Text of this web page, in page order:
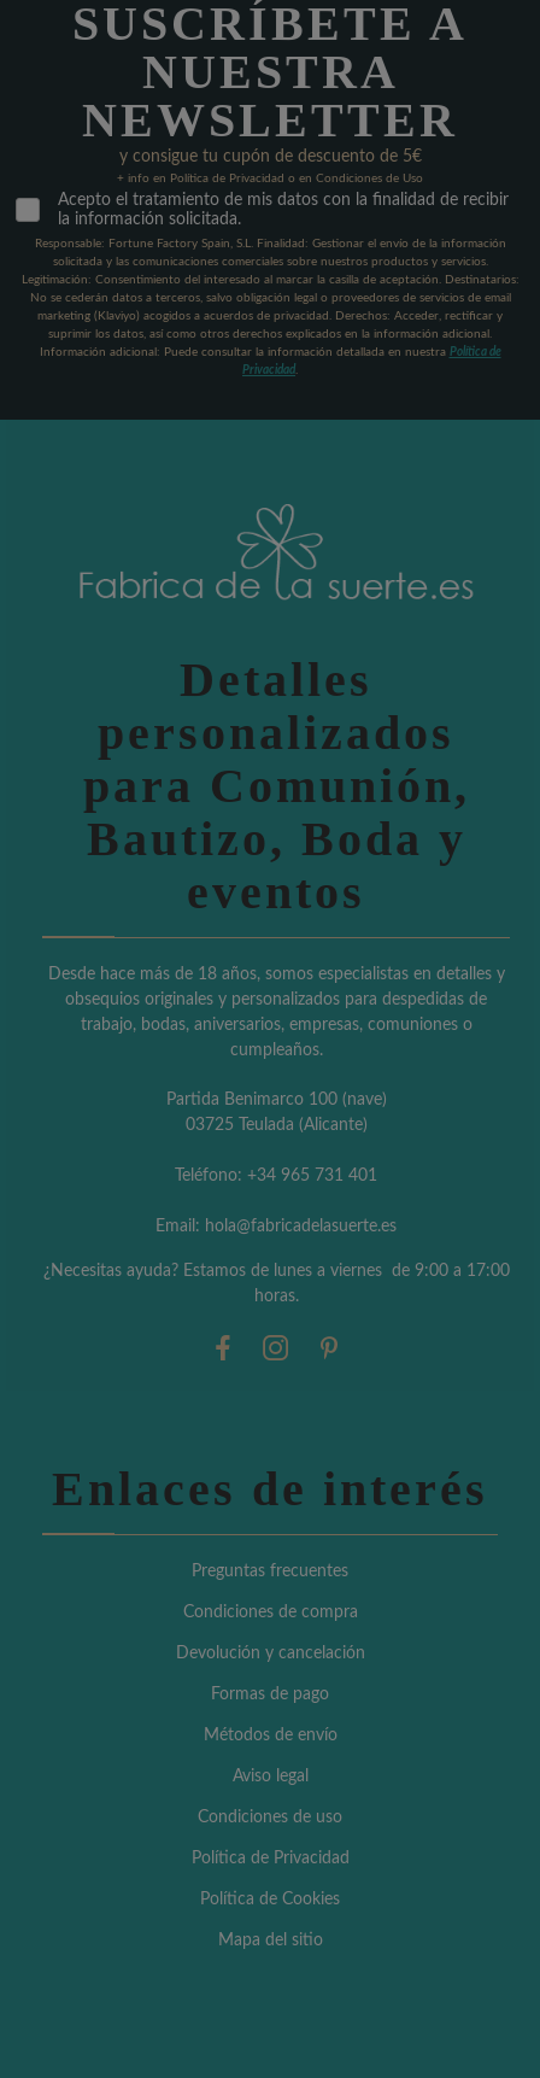
SUSCRÍBETE A
NUESTRA
NEWSLETTER
y consigue tu cupón de descuento de 5€
+ info en Política de Privacidad o en Condiciones de Uso
Acepto el tratamiento de mis datos con la finalidad de recibir
la información solicitada.
Responsable: Fortune Factory Spain, S.L. Finalidad: Gestionar el envío de la información
solicitada y las comunicaciones comerciales sobre nuestros productos y servicios.
Legitimación: Consentimiento del interesado al marcar la casilla de aceptación. Destinatarios:
No se cederán datos a terceros, salvo obligación legal o proveedores de servicios de email
marketing (Klaviyo) acogidos a acuerdos de privacidad. Derechos: Acceder, rectificar y
suprimir los datos, así como otros derechos explicados en la información adicional.
Información adicional: Puede consultar la información detallada en nuestra Política de
Privacidad
Detalles
personalizados
para Comunión,
Bautizo, Boda y
eventos
Desde hace más de 18 años, somos especialistas en detalles y
obsequios originales y personalizados para despedidas de
trabajo, bodas, aniversarios, empresas, comuniones o
cumpleaños.
Partida Benimarco 100 (nave)
03725 Teulada (Alicante)
Teléfono: +34 965 731 401
Email: hola@fabricadelasuerte.es
¿Necesitas ayuda? Estamos de lunes a viernes de 9:00 a 17:00
horas.
Enlaces de interés
Preguntas frecuentes
Condiciones de compra
Devolución y cancelación
Formas de pago
Métodos de envío
Aviso legal
Condiciones de uso
Política de Privacidad
Política de Cookies
Mapa del sitio